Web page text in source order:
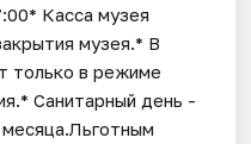
Касса музея
музея.* В
только в режиме
Санитарный день -